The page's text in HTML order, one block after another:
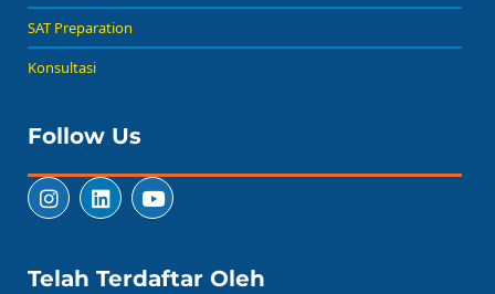
SAT Preparation
Konsultasi
Follow Us
Telah Terdaftar Oleh